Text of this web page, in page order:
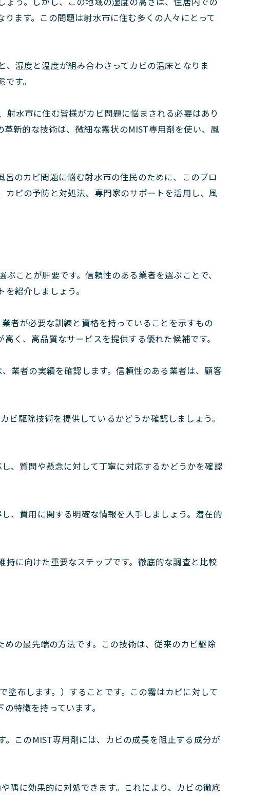
ます。この問題は射水市に住む多くの人々にとって
湿度と温度が組み合わさってカビの温床となりま
す。
水市に住む皆様がカビ問題に悩まされる必要はあり
新的な技術は、微細な霧状のMIST専用剤を使い、風
のカビ問題に悩む射水市の住民のために、このブロ
ビの予防と対処法、専門家のサポートを活用し、風
ことが肝要です。信頼性のある業者を選ぶことで、
紹介しましょう。
者が必要な訓練と資格を持っていることを示すもの
く、高品質なサービスを提供する優れた候補です。
業者の実績を確認します。信頼性のある業者は、顧客
駆除技術を提供しているかどうか確認しましょう。
、質問や懸念に対して丁寧に対応するかどうかを確認
、費用に関する明確な情報を入手しましょう。潜在的
に向けた重要なステップです。徹底的な調査と比較
の最先端の方法です。この技術は、従来のカビ駆除
塗布します。）することです。この霧はカビに対して
特徴を持っています。
このMIST専用剤には、カビの成長を阻止する成分が
隅に効果的に対処できます。これにより、カビの徹底